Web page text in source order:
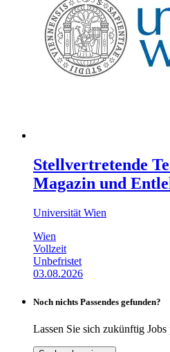
Stellvertretende
Magazin und
Universität Wien
Wien
Vollzeit
Unbefristet
03.08.2026
Noch nichts Passendes gefunden?
Lassen Sie sich zukünftig